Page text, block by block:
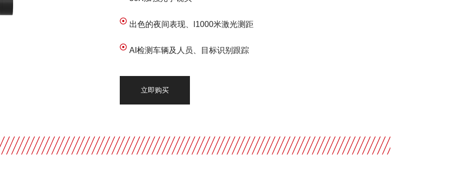
出色的夜间表现、l1000米激光测距
AI检测车辆及人员、目标识别跟踪
立即购买